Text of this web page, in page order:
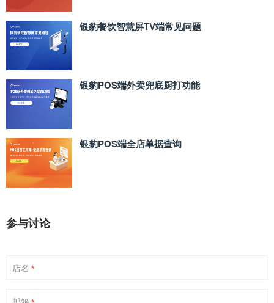
银豹餐饮智慧屏TV端常见问题
银豹POS端外卖兜底厨打功能
银豹POS端全店单据查询
参与讨论
店名 *